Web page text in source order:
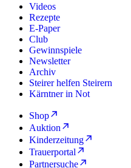
Videos
Rezepte
E-Paper
Club
Gewinnspiele
Newsletter
Archiv
Steirer helfen Steirern
Kärntner in Not
Shop
Auktion
Kinderzeitung
Trauerportal
Partnersuche